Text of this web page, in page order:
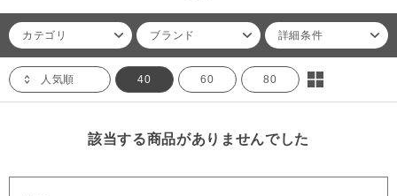
カテゴリ ブランド 詳細条件
人気順 40 60 80
該当する商品がありませんでした